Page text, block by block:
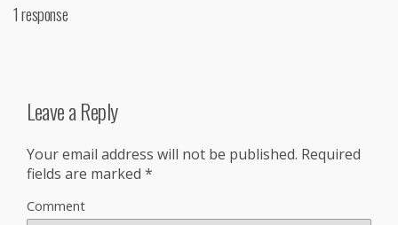
1 response
Leave a Reply
Your email address will not be published. Required
fields are marked *
Comment